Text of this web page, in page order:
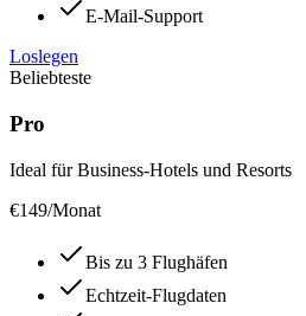
E-Mail-Support
Loslegen
Beliebteste
Pro
Ideal für Business-Hotels und Resorts
€149/Monat
Bis zu 3 Flughäfen
Echtzeit-Flugdaten